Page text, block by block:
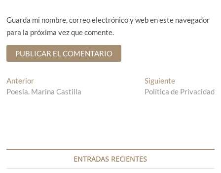
Guarda mi nombre, correo electrónico y web en este navegador
para la próxima vez que comente.
N
a
g
Anterior
n
n
Poesía. Marina Castilla
SiguienteE
n
i
Política de Privacidad
ENTRADAS RECIENTES